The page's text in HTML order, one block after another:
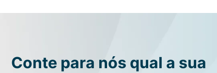
Conte para nós qual a sua